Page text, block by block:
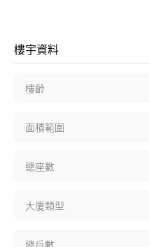
樓宇資料
樓齡
面積範圍
總座數
大廈類型